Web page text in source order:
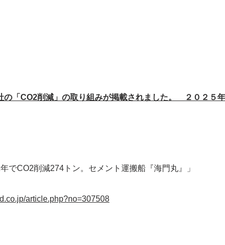
「CO2削減」の取り組みが掲載されました。 ２０２５
でCO2削減274トン。セメント運搬船『海門丸』」
article.php?no=307508